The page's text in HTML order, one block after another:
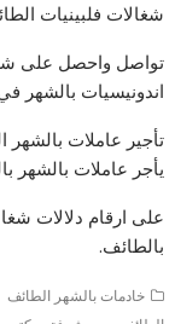
شغالات فلبينيات
اندونيسيات بالشهر
تأجير عاملات
يأجر عاملات بالشهر
على ارقام دلالات
بالطائف.
خادمات بالشهر الطائف